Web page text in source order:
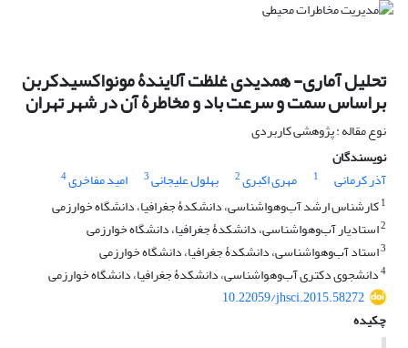
تحلیل آماری- همدیدی غلظت آلایندۀ مونواکسیدکربن
بر‌اساس سمت و سرعت باد و مخاطرۀ آن در شهر تهران
نوع مقاله : پژوهشی کاربردی
نویسندگان
آذر کرمانی
1 مهری اکبری2 بهلول علیجانی3 امید مفاخری4
1کارشناس ارشد آب‌و‌هواشناسی، دانشکدۀ جغرافیا، دانشگاه خوارزمی
2استادیار آب‌و‌هواشناسی، دانشکدۀ جغرافیا، دانشگاه خوارزمی
3استاد آب‌و‌هواشناسی، دانشکدۀ جغرافیا، دانشگاه خوارزمی
4دانشجوی دکتری آب‌و‌هواشناسی، دانشکدۀ جغرافیا، دانشگاه خوارزمی
10.22059/jhsci.2015.58272
چکیده